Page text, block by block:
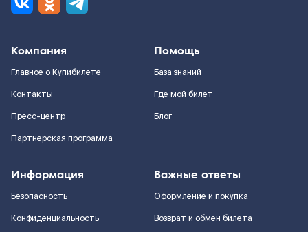
Компания
Главное о Купибилете
Контакты
Пресс-центр
Партнерская программа
Помощь
База знаний
Где мой билет
Блог
Информация
Безопасность
Конфиденциальность
Важные ответы
Оформление и покупка
Возврат и обмен билета